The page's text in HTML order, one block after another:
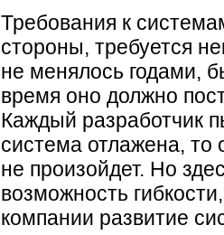
Требования к
стороны, требуется
не менялось годами,
время оно должно
Каждый разработчик
система отлажена, то
не произойдет. Но
возможность
компании развитие